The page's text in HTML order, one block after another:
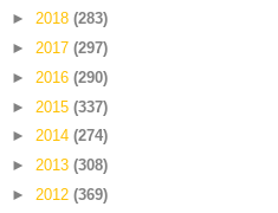
► 2018 (283)
► 2017 (297)
► 2016 (290)
► 2015 (337)
► 2014 (274)
► 2013 (308)
► 2012 (369)